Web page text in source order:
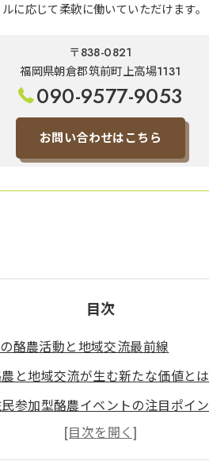
に応じて柔軟に働いていただけます。
〒838-0821
福岡県朝倉郡筑前町上高場1131
090-9577-9053
お問い合わせはこちら
目次
酪農活動と地域交流最前線
と地域交流が生む新たな価値とは
参加型酪農イベントの注目ポイ
同組合と酪農が支える地域の絆
業の現場で実践される地域連携